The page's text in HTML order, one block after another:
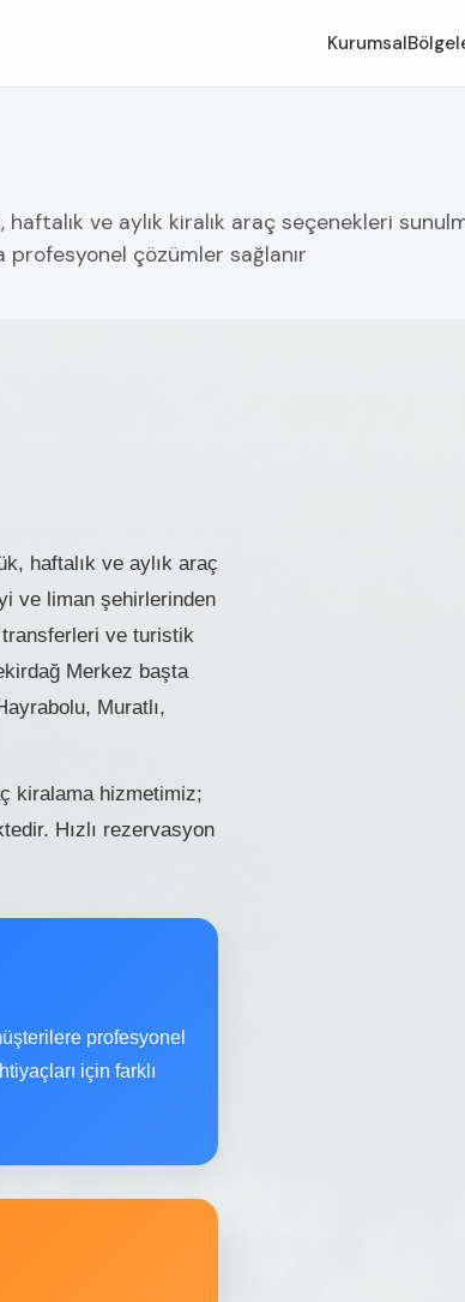
Kurumsal
ve aylık kiralık araç seçenekleri
çözümler sağlanır
haftalık ve aylık araç
ve liman şehirlerinden
transferleri ve turistik
Merkez başta
Muratlı,
kiralama hizmetimiz;
Hızlı rezervasyon
profesyonel
için farklı